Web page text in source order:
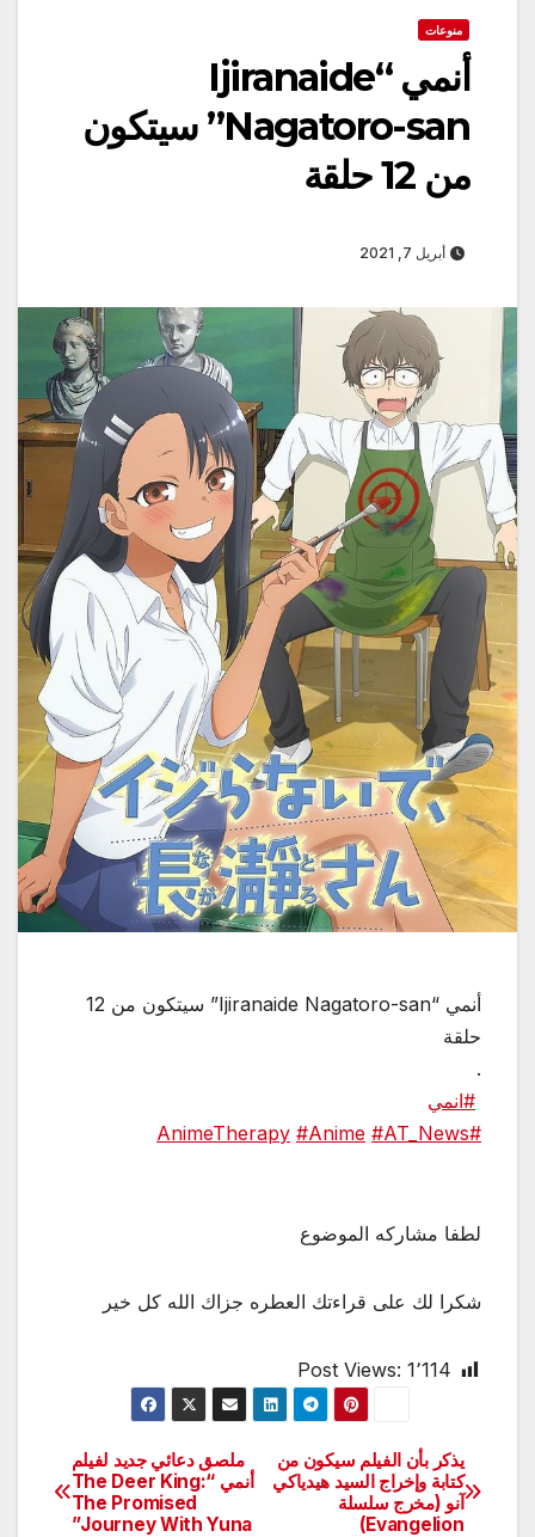
منوعات
‏أنمي “Ijiranaide
Nagatoro-san” سيتكون
من 12 حلقة
أبريل 7, 2021
‏أنمي “Ijiranaide Nagatoro-san” سيتكون من 12
حلقة
.
#انمي
#AnimeTherapy
#Anime #AT_News
لطفا مشاركه الموضوع
شكرا لك على قراءتك العطره جزاك الله كل خير
Post Views: 1٬114
تصفّح
المقالات
‏ملصق دعائي جديد لفيلم
أنمي “The Deer King:
The Promised
Journey With Yuna”
يذكر بأن الفيلم سيكون من
كتابة وإخراج السيد هيدياكي
آنو (مخرج سلسلة
Evangelion)